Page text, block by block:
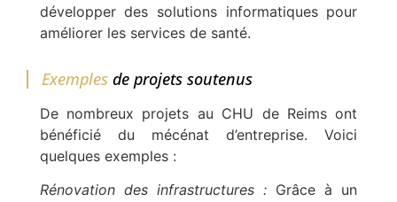
développer des solutions informatiques pour
améliorer les services de santé.
Exemplesde projets soutenus
De nombreux projets au CHU de Reims ont
bénéficié du mécénat d’entreprise. Voici
quelques exemples :
Rénovation des infrastructures : Grâce à un